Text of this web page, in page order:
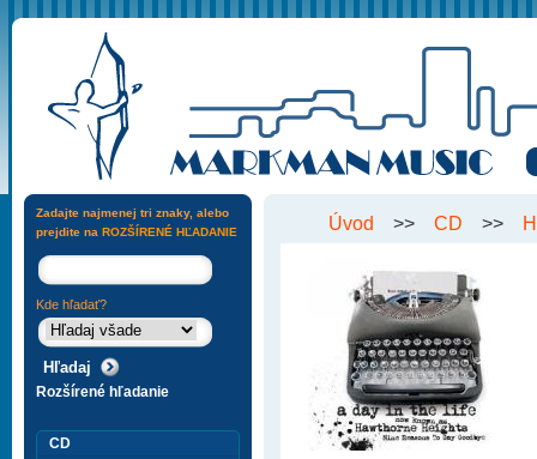
Úvod >> CD >>
Zadajte najmenej tri znaky, alebo
prejdite na ROZŠÍRENÉ HĽADANIE
Kde hľadať?
Rozšírené hľadanie
CD